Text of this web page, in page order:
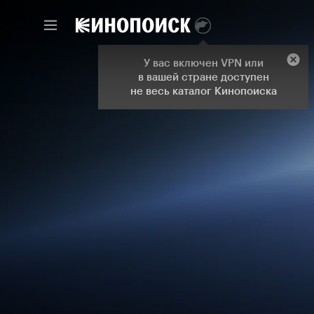
У вас включен VPN или
в вашей стране доступен
не весь каталог Кинопоиска